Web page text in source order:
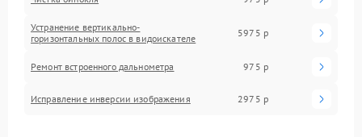
Устранение вертикально-
горизонтальных полос в видоискателе
5975 р
Ремонт встроенного дальнометра 975 р
Исправление инверсии изображения 2975 р